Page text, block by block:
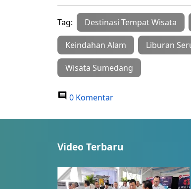
Tag: Destinasi Tempat Wisata
Keindahan Alam Liburan
Wisata Sumedang
0 Komentar
Video Terbaru